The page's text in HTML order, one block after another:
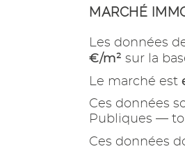
MARCHÉ
Les données
€/m² sur la
Le marché est
Ces données
Publiques —
Ces données